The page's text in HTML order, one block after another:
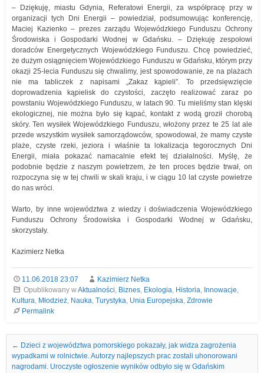
– Dziękuję, miastu Gdynia, Referatowi Energii, za współpracę przy w
organizacji tych Dni Energii – powiedział, podsumowując konferencję,
Maciej Kazienko – prezes zarządu Wojewódzkiego Funduszu Ochrony
Środowiska i Gospodarki Wodnej w Gdańsku. – Dziękuję zespołowi
doradców Energetycznych Wojewódzkiego Funduszu. Chcę powiedzieć,
że dużym osiągnięciem Wojewódzkiego Funduszu w Gdańsku, którym przy
okazji 25-lecia Funduszu się chwalimy, jest spowodowanie, ze na plażach
nie ma tabliczek z napisami „Zakaz kąpieli”. To przedsięwzięcie
doprowadzenia kąpielisk do czystości, zaczęto realizować zaraz po
powstaniu Wojewódzkiego Funduszu, w latach 90. Tu mieliśmy stan klęski
ekologicznej, nie można było się kąpać, kontakt z wodą groził chorobą
skóry. Ten wysiłek Wojewódzkiego Funduszu, włożony przez te 25 lat ale
przede wszystkim wysiłek samorządowców, spowodował, że mamy czyste
plaże, czyste rzeki, jeziora i właśnie ta lokalizacja tegorocznych Dni
Energii, miała pokazać namacalnie efekt tej działalności. Myślę, że
podobnie będzie z naszym powietrzem, że ten proces będzie trwał, on
rozpoczyna się w tej chwili w skali kraju, i w ciągu 10 lat czyste powietrze
do nas wróci.
Warto, by inne województwa z wiedzy i doświadczenia Wojewódzkiego
Funduszu Ochrony Środowiska i Gospodarki Wodnej w Gdańsku,
skorzystały.
Kazimierz Netka
11.06.2018 23:07
Kazimierz Netka
Opublikowany wAktualności, Biznes, Ekologia, Historia, Innowacje,
Kultura, Młodzież, Nauka, Turystyka, Unia Europejska, Zdrowie
Permalink
Nawigacja we wpisach
← Dzieci z województwa pomorskiego pokazały, jak widza zagrożenia
wypadkami w rolnictwie. Autorzy najlepszych prac zostali uhonorowani
nagrodami. Uroczyste ogłoszenie wyników odbyło się w Gdańskim